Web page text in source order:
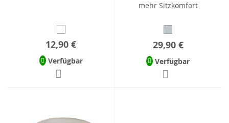
12,90 €
Verfügbar
mehr Sitzkomfort
29,90 €
Verfügbar